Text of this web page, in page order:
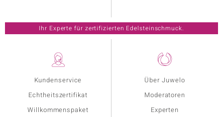
Kundenservice
Echtheitszertifikat
Willkommenspaket
Über Juwelo
Moderatoren
Experten
Ihr Experte für zertifizierten Edelsteinschmuck.